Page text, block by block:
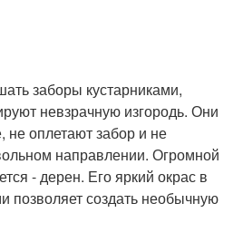
заборы кустарниками,
невзрачную изгородь. Они
не оплетают забор и не
направлении. Огромной
- дерен. Его яркий окрас в
позволяет создать необычную